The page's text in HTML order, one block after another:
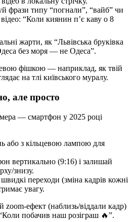
фрази типу “погнали”, “вайб” чи
відео: “Коли киянин п’є каву о 8
жарти, як “Львівська бруківка
без моря — не Одеса”.
фішкою — наприклад, як твій
на тлі київського муралу.
але просто
— смартфон у 2025 році
або з кільцевою лампою для
вертикально (9:16) і залишай
знизу.
переходи (зміна кадрів кожні
увагу.
zoom-ефект (наблизь/віддали кадр)
побачив наш розіграш 🔥”.